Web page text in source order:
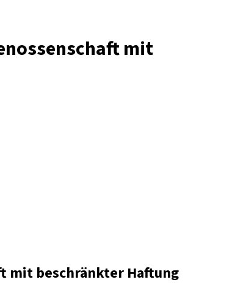
mit
mit beschränkter Haftung